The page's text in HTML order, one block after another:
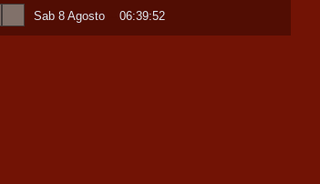
Sab 8 Agosto ----06:39:52